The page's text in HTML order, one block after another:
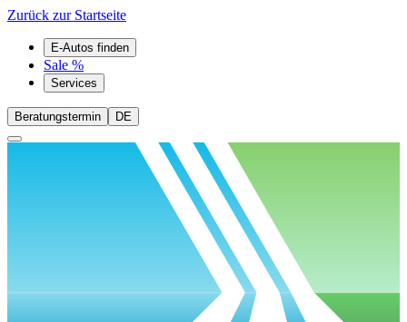
Zurück zur Startseite
E-Autos finden
Sale %
Services
Beratungstermin DE